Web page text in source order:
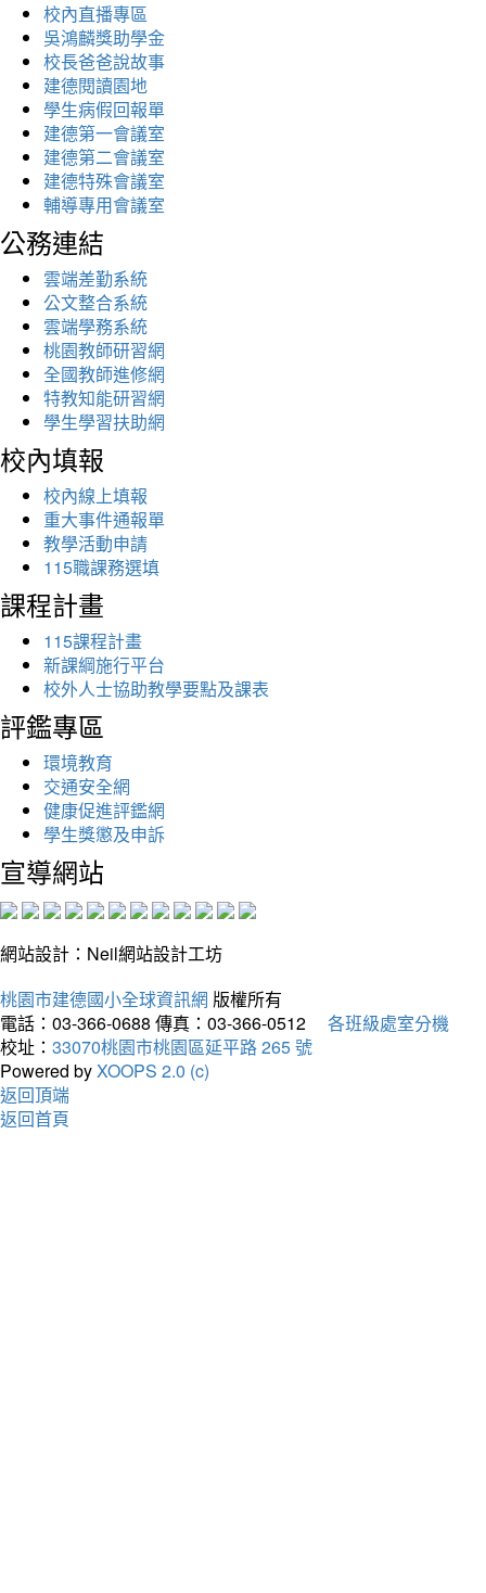
校內直播專區
吳鴻麟獎助學金
校長爸爸說故事
建德閱讀園地
學生病假回報單
建德第一會議室
建德第二會議室
建德特殊會議室
輔導專用會議室
公務連結
雲端差勤系統
公文整合系統
雲端學務系統
桃園教師研習網
全國教師進修網
特教知能研習網
學生學習扶助網
校內填報
校內線上填報
重大事件通報單
教學活動申請
115職課務選填
課程計畫
115課程計畫
新課綱施行平台
校外人士協助教學要點及課表
評鑑專區
環境教育
交通安全網
健康促進評鑑網
學生獎懲及申訴
宣導網站
網站設計：Neil網站設計工坊
桃園市建德國小全球資訊網 版權所有
電話：03-366-0688 傳真：03-366-0512
各班級處室分機
校址： 33070桃園市桃園區延平路 265 號
Powered byXOOPS 2.0 (c)
返回頂端
返回首頁